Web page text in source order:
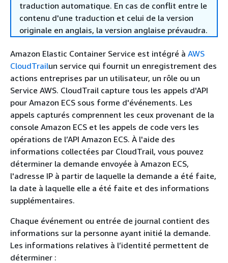
traduction automatique. En cas de conflit entre le
contenu d'une traduction et celui de la version
originale en anglais, la version anglaise prévaudra.
Amazon Elastic Container Service est intégré à AWS
CloudTrailun service qui fournit un enregistrement des
actions entreprises par un utilisateur, un rôle ou un
Service AWS. CloudTrail capture tous les appels d'API
pour Amazon ECS sous forme d'événements. Les
appels capturés comprennent les ceux provenant de la
console Amazon ECS et les appels de code vers les
opérations de l’API Amazon ECS. À l'aide des
informations collectées par CloudTrail, vous pouvez
déterminer la demande envoyée à Amazon ECS,
l'adresse IP à partir de laquelle la demande a été faite,
la date à laquelle elle a été faite et des informations
supplémentaires.
Chaque événement ou entrée de journal contient des
informations sur la personne ayant initié la demande.
Les informations relatives à l’identité permettent de
déterminer :